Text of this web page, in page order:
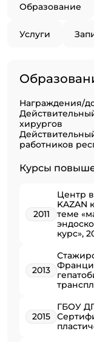
Образование
Услуги
Награждения/
хирургов
работников
Курсы
2011
Центр
KAZAN
теме
курс»,
2013
2015
ГБОУ